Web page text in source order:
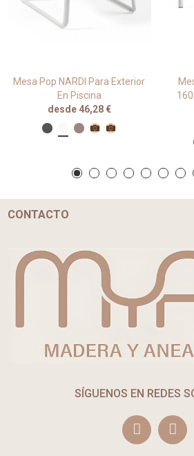
Mesa Pop NARDI Para Exterior
En Piscina
desde 46,28 €
CONTACTO
SÍGUENOS EN REDES